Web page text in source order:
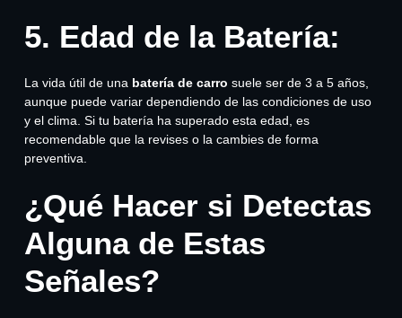
5. Edad de la Batería:
La vida útil de una batería de carro suele ser de 3 a 5 años,
aunque puede variar dependiendo de las condiciones de uso
y el clima. Si tu batería ha superado esta edad, es
recomendable que la revises o la cambies de forma
preventiva.
¿Qué Hacer si Detectas
Alguna de Estas
Señales?